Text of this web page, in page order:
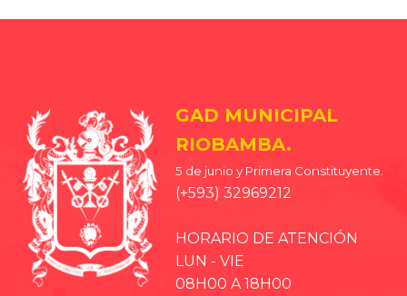
GAD MUNICIPAL
RIOBAMBA.
5 de junio y Primera Constituyente.
(+593) 32969212
HORARIO DE ATENCIÓN
LUN - VIE
08H00 A 18H00